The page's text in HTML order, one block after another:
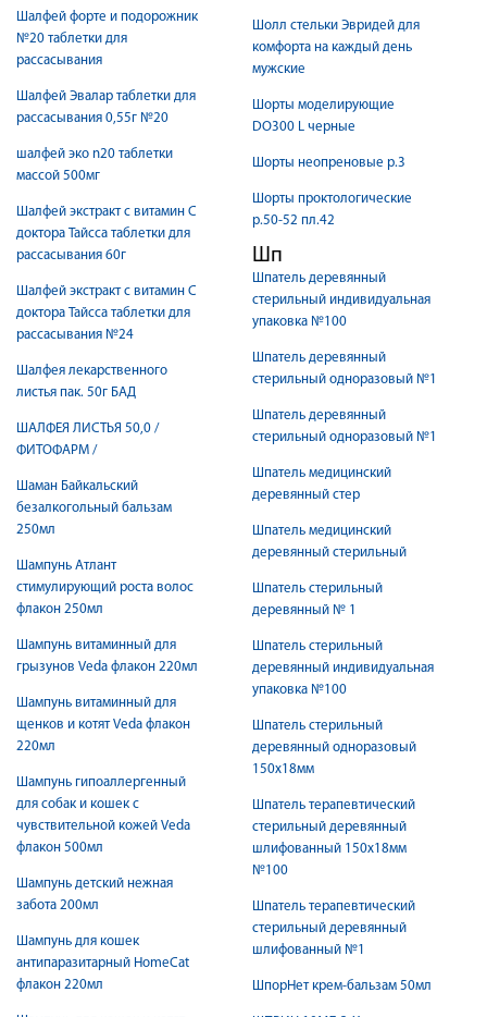
Шалфей форте и подорожник
№20 таблетки для
рассасывания
Шалфей Эвалар таблетки для
рассасывания 0,55г №20
шалфей эко n20 таблетки
массой 500мг
Шалфей экстракт с витамин С
доктора Тайсса таблетки для
рассасывания 60г
Шалфей экстракт с витамин С
доктора Тайсса таблетки для
рассасывания №24
Шалфея лекарственного
листья пак. 50г БАД
ШАЛФЕЯ ЛИСТЬЯ 50,0 /
ФИТОФАРМ /
Шаман Байкальский
безалкогольный бальзам
250мл
Шампунь Атлант
стимулирующий роста волос
флакон 250мл
Шампунь витаминный для
грызунов Veda флакон 220мл
Шампунь витаминный для
щенков и котят Veda флакон
220мл
Шампунь гипоаллергенный
для собак и кошек с
чувствительной кожей Veda
флакон 500мл
Шампунь детский нежная
забота 200мл
Шампунь для кошек
антипаразитарный HomeCat
флакон 220мл
Шолл стельки Эвридей для
комфорта на каждый день
мужские
Шорты моделирующие
DO300 L черные
Шорты неопреновые р.3
Шорты проктологические
р.50-52 пл.42
Шп
Шпатель деревянный
стерильный индивидуальная
упаковка №100
Шпатель деревянный
стерильный одноразовый №1
Шпатель деревянный
стерильный одноразовый №1
Шпатель медицинский
деревянный стер
Шпатель медицинский
деревянный стерильный
Шпатель стерильный
деревянный № 1
Шпатель стерильный
деревянный индивидуальная
упаковка №100
Шпатель стерильный
деревянный одноразовый
150х18мм
Шпатель терапевтический
стерильный деревянный
шлифованный 150х18мм
№100
Шпатель терапевтический
стерильный деревянный
шлифованный №1
ШпорНет крем-бальзам 50мл